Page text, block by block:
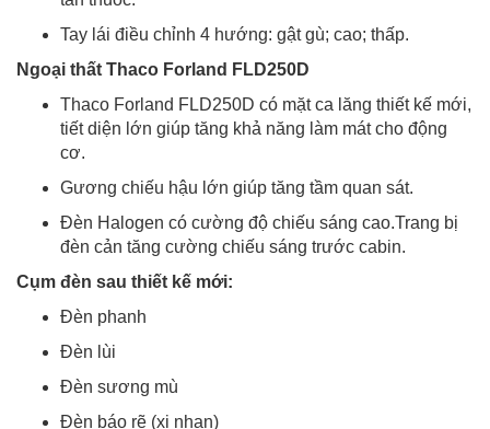
Tay lái điều chỉnh 4 hướng: gật gù; cao; thấp.
Ngoại thất Thaco Forland FLD250D
Thaco Forland FLD250D có mặt ca lăng thiết kế mới,
tiết diện lớn giúp tăng khả năng làm mát cho động
cơ.
Gương chiếu hậu lớn giúp tăng tầm quan sát.
Đèn Halogen có cường độ chiếu sáng cao.Trang bị
đèn cản tăng cường chiếu sáng trước cabin.
Cụm đèn sau thiết kế mới:
Đèn phanh
Đèn lùi
Đèn sương mù
Đèn báo rẽ (xi nhan)